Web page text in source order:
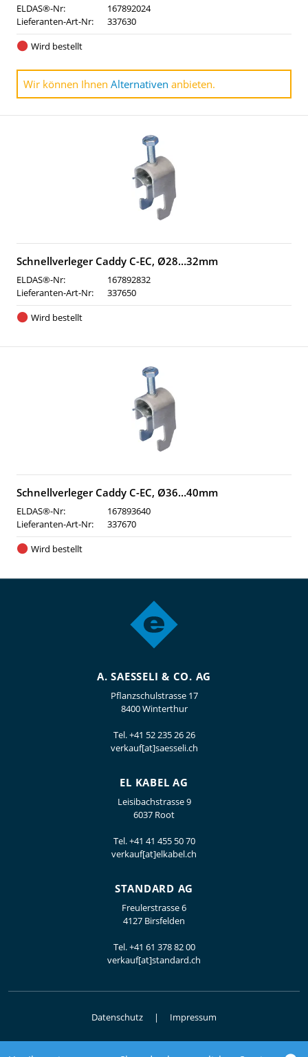
ELDAS®-Nr:
167892024
Lieferanten-Art-Nr:
337630
Wird bestellt
Wir können Ihnen Alternativen anbieten.
Schnellverleger Caddy C-EC, Ø28…32mm
ELDAS®-Nr:
167892832
Lieferanten-Art-Nr:
337650
Wird bestellt
Schnellverleger Caddy C-EC, Ø36…40mm
ELDAS®-Nr:
167893640
Lieferanten-Art-Nr:
337670
Wird bestellt
A. SAESSELI & CO. AG
Pflanzschulstrasse 17
8400 Winterthur
Tel.+41 52 235 26 26
verkauf[at]saesseli.ch
EL KABEL AG
Leisibachstrasse 9
6037 Root
Tel.+41 41 455 50 70
verkauf[at]elkabel.ch
STANDARD AG
Freulerstrasse 6
4127 Birsfelden
Tel.+41 61 378 82 00
verkauf[at]standard.ch
Datenschutz Impressum